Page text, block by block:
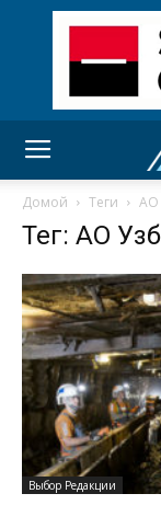
Домой Теги АО
Тег: АО
Выбор Редакции